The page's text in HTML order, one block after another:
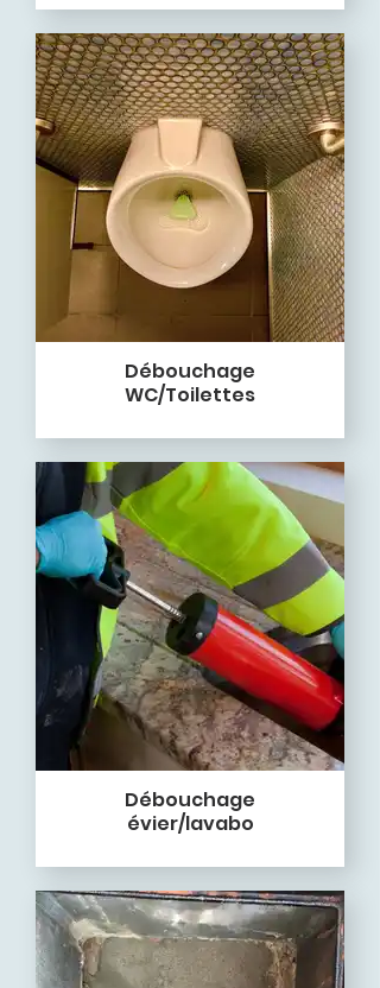
Débouchage
WC/Toilettes
Débouchage
évier/lavabo